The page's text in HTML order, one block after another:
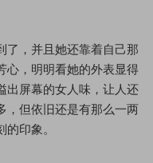
了，并且她还靠着自己那
心，明明看她的外表显得
出屏幕的女人味，让人还
，但依旧还是有那么一两
印象。